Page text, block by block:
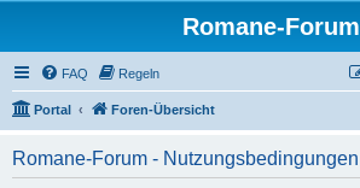
Romane-Forum
FAQ Regeln
Portal Foren-Übersicht
Romane-Forum - Nutzungsbedingungen